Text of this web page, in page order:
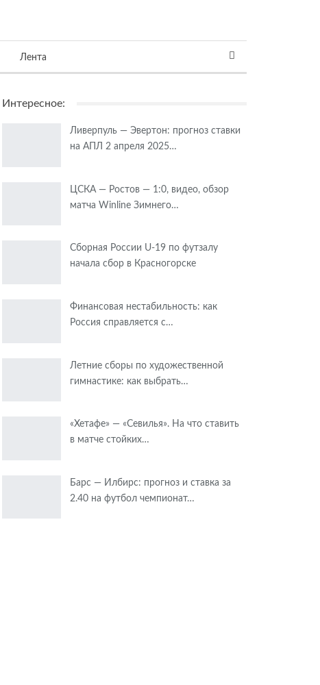
Лента
Интересное:
Ливерпуль — Эвертон: прогноз ставки
на АПЛ 2 апреля 2025…
ЦСКА — Ростов — 1:0, видео, обзор
матча Winline Зимнего…
Сборная России U-19 по футзалу
начала сбор в Красногорске
Финансовая нестабильность: как
Россия справляется с…
Летние сборы по художественной
гимнастике: как выбрать…
«Хетафе» — «Севилья». На что ставить
в матче стойких…
Барс — Илбирс: прогноз и ставка за
2.40 на футбол чемпионат…